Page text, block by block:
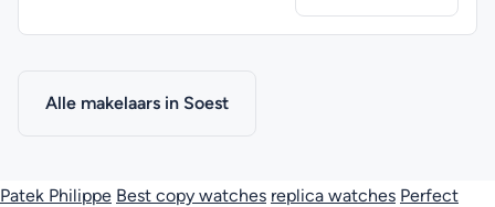
Alle makelaars in Soest
Patek Philippe Best copy watches replica watches Perfect